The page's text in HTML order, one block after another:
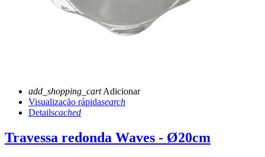
add_shopping_cartAdicionar
Visualização rápidasearch
Detailscached
Travessa redonda Waves - Ø20cm